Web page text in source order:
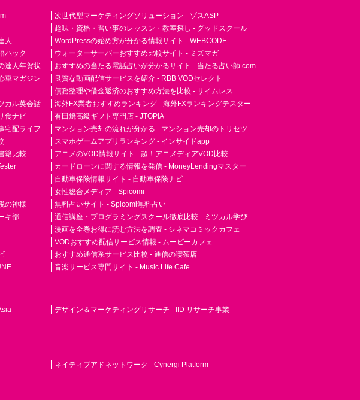
人
ハック
達人年賀状
車マガジン
カル英会話
食ナビ
宅配ライフ
籍比較
の神様
キ部
+
次世代型マーケティングソリューション - ゾスASP
趣味・資格・習い事のレッスン・教室探し - グッドスクール
WordPressの始め方が分かる情報サイト - WEBCODE
ウォーターサーバーおすすめ比較サイト - ミズマガ
おすすめの当たる電話占いが分かるサイト - 当たる占い師.com
良質な動画配信サービスを紹介 - RBB VODセレクト
債務整理や借金返済のおすすめ方法を比較 - サイムレス
海外FX業者おすすめランキング - 海外FXランキングテスター
有田焼高級ギフト専門店 - JTOPIA
マンション売却の流れが分かる - マンション売却のトリセツ
スマホゲームアプリランキング - インサイドapp
アニメのVOD情報サイト - 超！アニメディアVOD比較
カードローンに関する情報を発信 - MoneyLendingマスター
自動車保険情報サイト - 自動車保険ナビ
女性総合メディア - Spicomi
無料占いサイト - Spicomi無料占い
通信講座・プログラミングスクール徹底比較 - ミツカル学び
漫画を全巻お得に読む方法を調査 - シネマコミックカフェ
VODおすすめ配信サービス情報 - ムービーカフェ
おすすめ通信系サービス比較 - 通信の喫茶店
音楽サービス専門サイト - Music Life Cafe
デザイン＆マーケティングリサーチ - IID リサーチ事業
ネイティブアドネットワーク - Cynergi Platform